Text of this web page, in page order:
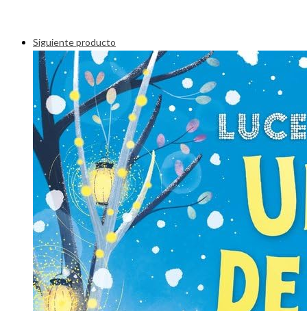
Siguiente producto